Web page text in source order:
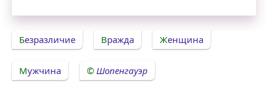
Безразличие Вражда Женщина
Мужчина Шопенгауэр